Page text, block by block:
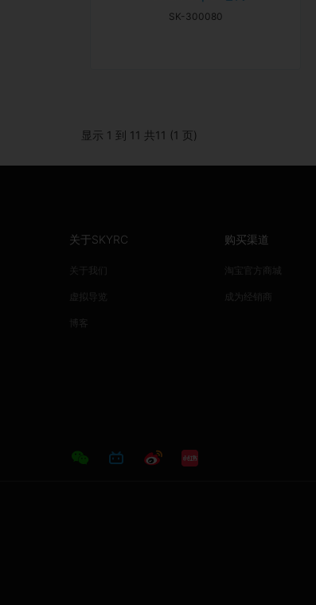
SK-300080
显示 1 到 11 共11 (1 页)
关于SKYRC
关于我们
虚拟导览
博客
购买渠道
淘宝官方商城
成为经销商